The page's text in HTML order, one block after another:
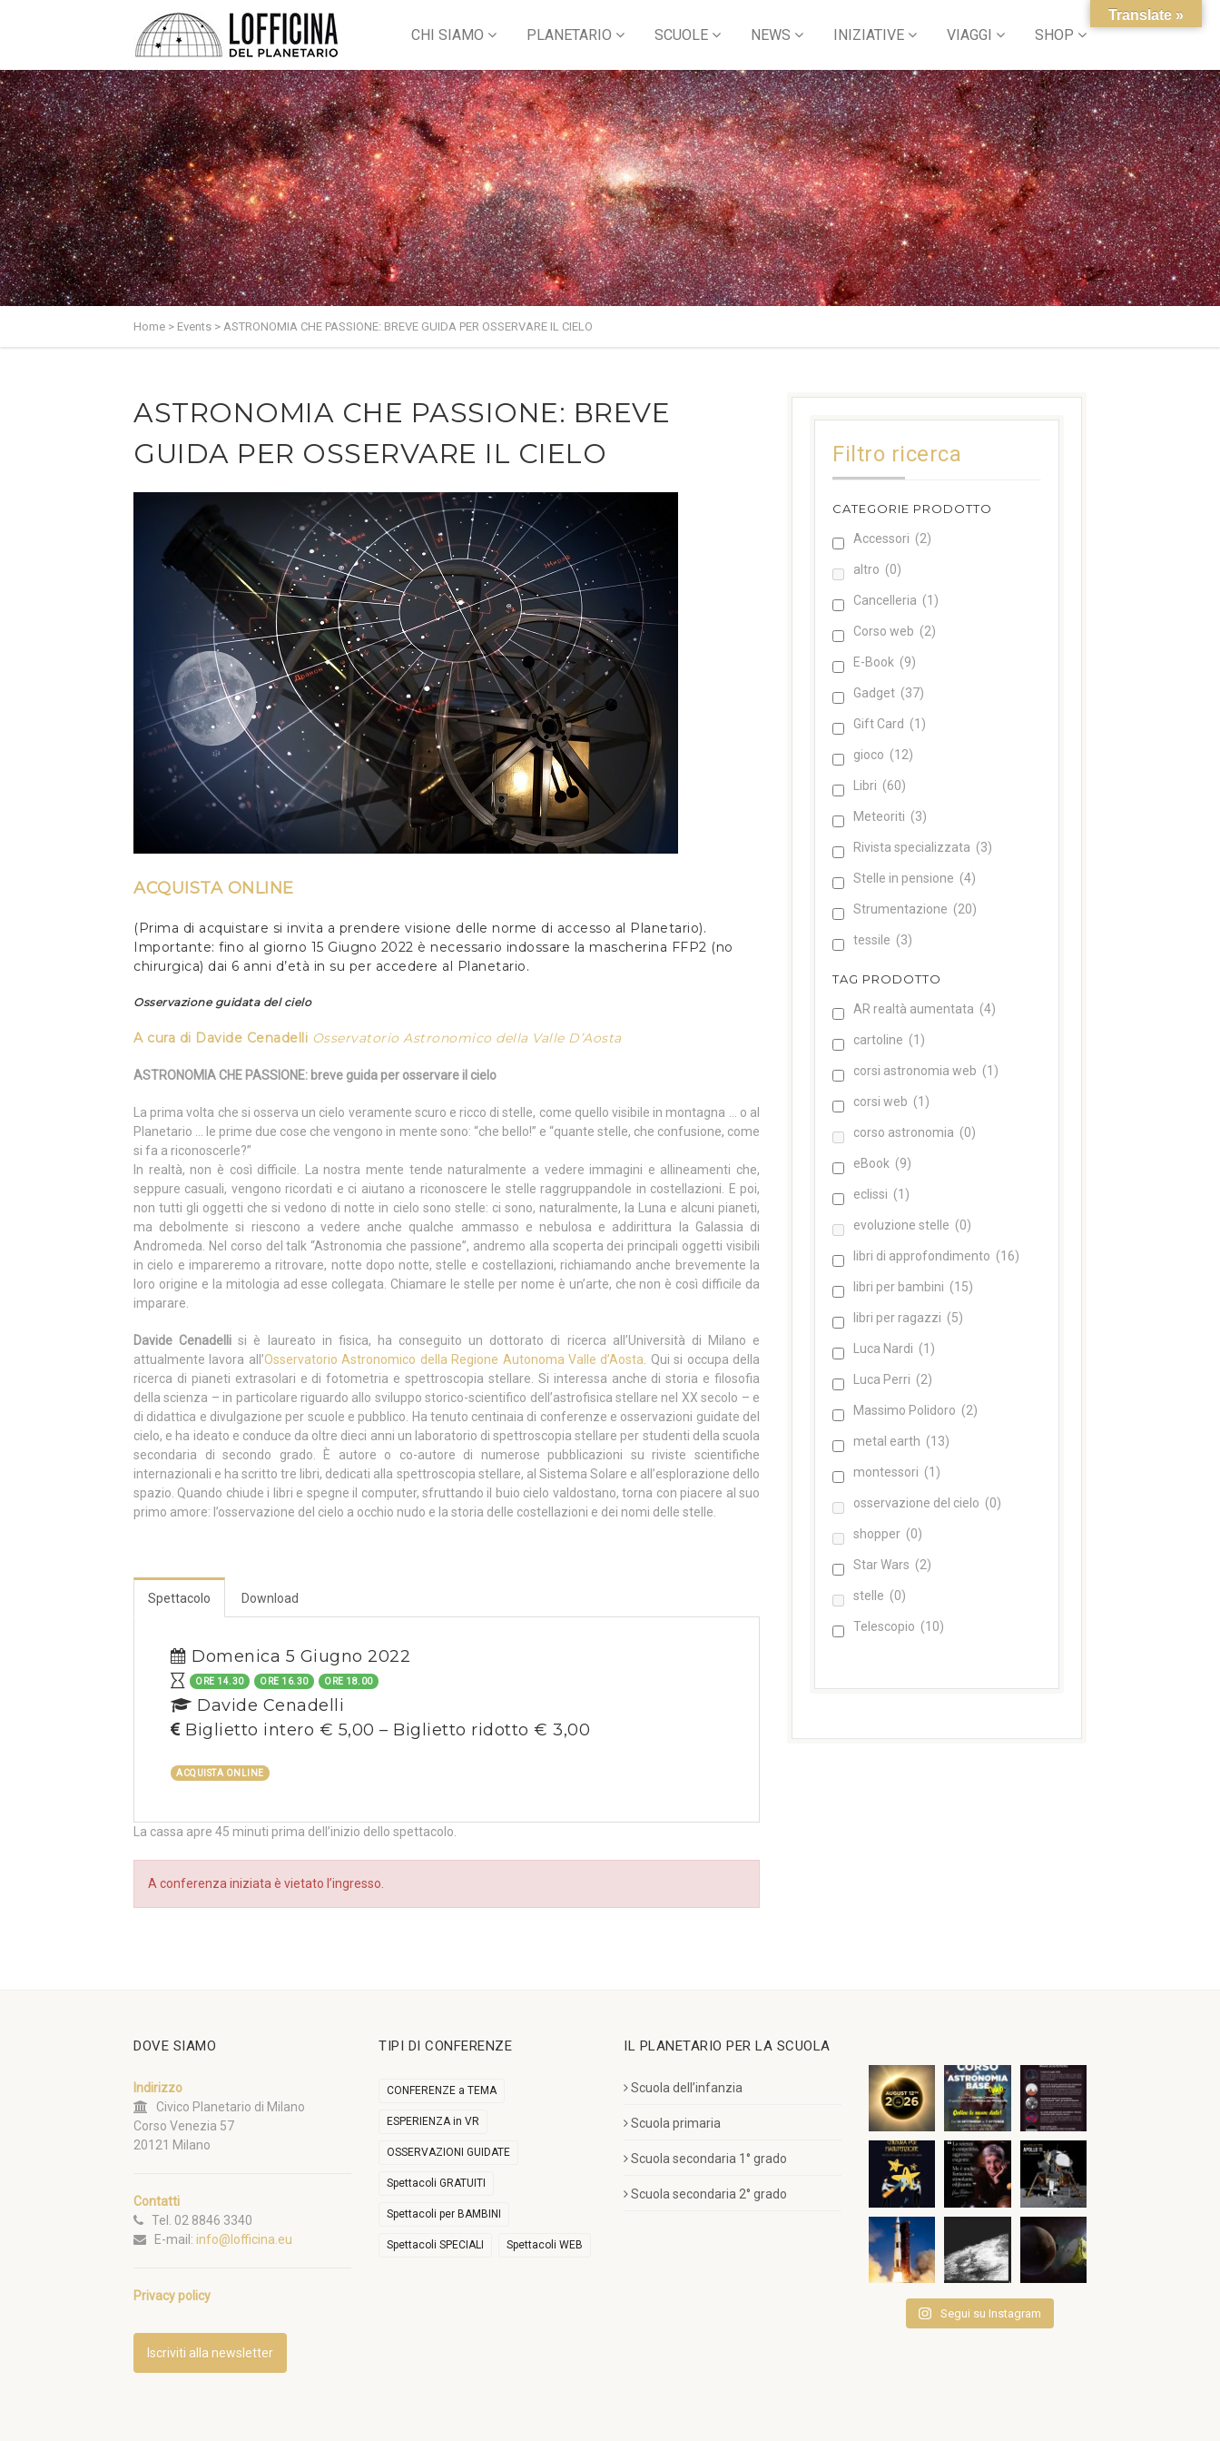
CHI SIAMO PLANETARIO SCUOLE NEWS INIZIATIVE VIAGGI SHOP
Home > Events > ASTRONOMIA CHE PASSIONE: BREVE GUIDA PER OSSERVARE IL CIELO
ASTRONOMIA CHE PASSIONE: BREVE
GUIDA PER OSSERVARE IL CIELO
ACQUISTA ONLINE
(Prima di acquistare si invita a prendere visione delle norme di accesso al Planetario).
Importante: fino al giorno 15 Giugno 2022 è necessario indossare la mascherina FFP2 (no
chirurgica) dai 6 anni d’età in su per accedere al Planetario.
Osservazione guidata del cielo
A cura di Davide Cenadelli Osservatorio Astronomico della Valle D’Aosta
ASTRONOMIA CHE PASSIONE: breve guida per osservare il cielo
La prima volta che si osserva un cielo veramente scuro e ricco di stelle, come quello visibile in montagna … o al
Planetario … le prime due cose che vengono in mente sono: “che bello!” e “quante stelle, che confusione, come
si fa a riconoscerle?”
In realtà, non è così difficile. La nostra mente tende naturalmente a vedere immagini e allineamenti che,
seppure casuali, vengono ricordati e ci aiutano a riconoscere le stelle raggruppandole in costellazioni. E poi,
non tutti gli oggetti che si vedono di notte in cielo sono stelle: ci sono, naturalmente, la Luna e alcuni pianeti,
ma debolmente si riescono a vedere anche qualche ammasso e nebulosa e addirittura la Galassia di
Andromeda. Nel corso del talk “Astronomia che passione”, andremo alla scoperta dei principali oggetti visibili
in cielo e impareremo a ritrovare, notte dopo notte, stelle e costellazioni, richiamando anche brevemente la
loro origine e la mitologia ad esse collegata. Chiamare le stelle per nome è un’arte, che non è così difficile da
imparare.
Davide Cenadellisi è laureato in fisica, ha conseguito un dottorato di ricerca all’Università di Milano e
attualmente lavora all’Osservatorio Astronomico della Regione Autonoma Valle d’Aosta . Qui si occupa della
ricerca di pianeti extrasolari e di fotometria e spettroscopia stellare. Si interessa anche di storia e filosofia
della scienza – in particolare riguardo allo sviluppo storico-scientifico dell’astrofisica stellare nel XX secolo – e
di didattica e divulgazione per scuole e pubblico. Ha tenuto centinaia di conferenze e osservazioni guidate del
cielo, e ha ideato e conduce da oltre dieci anni un laboratorio di spettroscopia stellare per studenti della scuola
secondaria di secondo grado. È autore o co-autore di numerose pubblicazioni su riviste scientifiche
internazionali e ha scritto tre libri, dedicati alla spettroscopia stellare, al Sistema Solare e all’esplorazione dello
spazio. Quando chiude i libri e spegne il computer, sfruttando il buio cielo valdostano, torna con piacere al suo
primo amore: l’osservazione del cielo a occhio nudo e la storia delle costellazioni e dei nomi delle stelle.
Spettacolo Download
Domenica 5 Giugno 2022
ORE 14.30 ORE 16.30 ORE 18.00
Davide Cenadelli
Biglietto intero € 5,00 – Biglietto ridotto € 3,00
ACQUISTA ONLINE
La cassa apre 45 minuti prima dell’inizio dello spettacolo.
A conferenza iniziata è vietato l’ingresso.
Filtro ricerca
CATEGORIE PRODOTTO
Accessori (2)
altro (0)
Cancelleria (1)
Corso web (2)
E-Book (9)
Gadget (37)
Gift Card (1)
gioco (12)
Libri (60)
Meteoriti (3)
Rivista specializzata (3)
Stelle in pensione (4)
Strumentazione (20)
tessile (3)
TAG PRODOTTO
AR realtà aumentata (4)
cartoline (1)
corsi astronomia web (1)
corsi web (1)
corso astronomia (0)
eBook (9)
eclissi (1)
evoluzione stelle (0)
libri di approfondimento (16)
libri per bambini (15)
libri per ragazzi (5)
Luca Nardi (1)
Luca Perri (2)
Massimo Polidoro (2)
metal earth (13)
montessori (1)
osservazione del cielo (0)
shopper (0)
Star Wars (2)
stelle (0)
Telescopio (10)
DOVE SIAMO
Indirizzo
Civico Planetario di Milano
Corso Venezia 57
20121 Milano
Contatti
Tel. 02 8846 3340
E-mail: info@lofficina.eu
Privacy policy
Iscriviti alla newsletter
TIPI DI CONFERENZE
CONFERENZE a TEMA
ESPERIENZA in VR
OSSERVAZIONI GUIDATE
Spettacoli GRATUITI
Spettacoli per BAMBINI
Spettacoli SPECIALI Spettacoli WEB
IL PLANETARIO PER LA SCUOLA
Scuola dell’infanzia
Scuola primaria
Scuola secondaria 1° grado
Scuola secondaria 2° grado
Segui su Instagram
Translate »